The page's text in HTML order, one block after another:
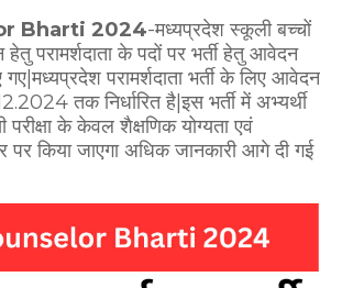
Bharti 2024-मध्यप्रदेश स्कूली बच्चों
परामर्शदाता के पदों पर भर्ती हेतु आवेदन
परामर्शदाता भर्ती के लिए आवेदन
तक निर्धारित है|इस भर्ती में अभ्यर्थी
परीक्षा के केवल शैक्षणिक योग्यता एवं
पर किया जाएगा अधिक जानकारी आगे दी गई